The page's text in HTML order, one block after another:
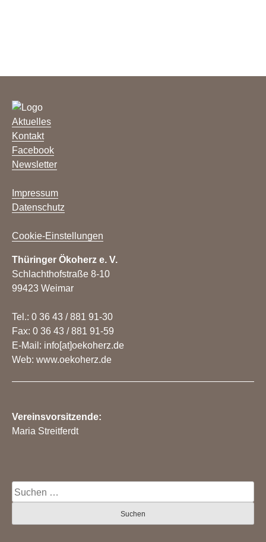
Aktuelles
Kontakt
Facebook
Newsletter
Impressum
Datenschutz
Cookie-Einstellungen
Thüringer Ökoherz e. V.
Schlachthofstraße 8-10
99423 Weimar
Tel.: 0 36 43 / 881 91-30
Fax: 0 36 43 / 881 91-59
E-Mail: info[at]oekoherz.de
Web: www.oekoherz.de
Vereinsvorsitzende:
Maria Streitferdt
Suche
nach: